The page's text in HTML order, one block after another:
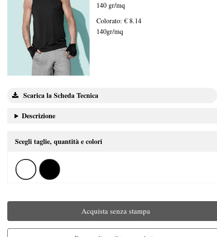
140 gr/mq
Colorato: € 8.14
140gr/mq
Scarica la Scheda Tecnica
Descrizione
Scegli taglie, quantità e colori
Acquista senza stampa